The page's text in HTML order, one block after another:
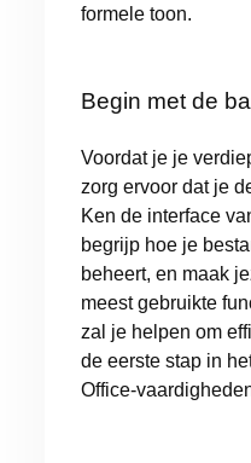
formele toon.
Begin met de
Voordat je je
zorg ervoor dat je
Ken de interface
begrijp hoe je
beheert, en maak
meest gebruikte
zal je helpen om
de eerste stap in
Office-